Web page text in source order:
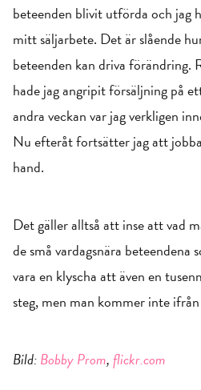
beteenden blivit utförda och jag
mitt säljarbete. Det är slående
beteenden kan driva förändring.
hade jag angripit försäljning på
andra veckan var jag verkligen
Nu efteråt fortsätter jag att
hand.
Det gäller alltså att inse att vad
de små vardagsnära beteendena
vara en klyscha att även en
steg, men man kommer inte
Bild:Bobby Prom,flickr.com